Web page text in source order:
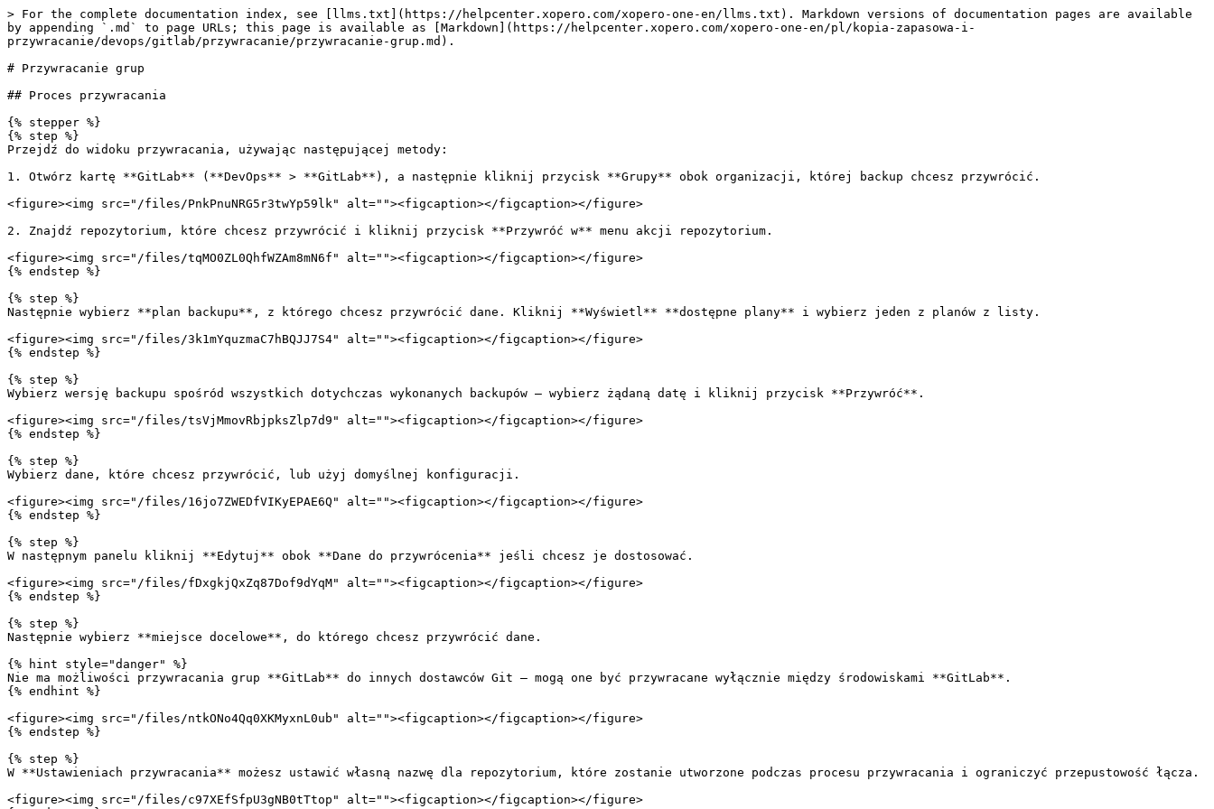
> For the complete documentation index, see [llms.txt](https://helpcenter.xopero.com/xopero-one-en/llms.txt). Markdown versions of documentation pages are available
by appending `.md` to page URLs; this page is available as [Markdown](https://helpcenter.xopero.com/xopero-one-en/pl/kopia-zapasowa-i-
przywracanie/devops/gitlab/przywracanie/przywracanie-grup.md).
# Przywracanie grup
## Proces przywracania
{% stepper %}
{% step %}
Przejdź do widoku przywracania, używając następującej metody:
1. Otwórz kartę **GitLab** (**DevOps** > **GitLab**), a następnie kliknij przycisk **Grupy** obok organizacji, której backup chcesz przywrócić.
<figure><img src="/files/PnkPnuNRG5r3twYp59lk" alt=""><figcaption></figcaption></figure>
2. Znajdź repozytorium, które chcesz przywrócić i kliknij przycisk **Przywróć w** menu akcji repozytorium.
<figure><img src="/files/tqMO0ZL0QhfWZAm8mN6f" alt=""><figcaption></figcaption></figure>
{% endstep %}
{% step %}
Następnie wybierz **plan backupu**, z którego chcesz przywrócić dane. Kliknij **Wyświetl** **dostępne plany** i wybierz jeden z planów z listy.
<figure><img src="/files/3k1mYquzmaC7hBQJJ7S4" alt=""><figcaption></figcaption></figure>
{% endstep %}
{% step %}
Wybierz wersję backupu spośród wszystkich dotychczas wykonanych backupów — wybierz żądaną datę i kliknij przycisk **Przywróć**.
<figure><img src="/files/tsVjMmovRbjpksZlp7d9" alt=""><figcaption></figcaption></figure>
{% endstep %}
{% step %}
Wybierz dane, które chcesz przywrócić, lub użyj domyślnej konfiguracji.
<figure><img src="/files/16jo7ZWEDfVIKyEPAE6Q" alt=""><figcaption></figcaption></figure>
{% endstep %}
{% step %}
W następnym panelu kliknij **Edytuj** obok **Dane do przywrócenia** jeśli chcesz je dostosować.
<figure><img src="/files/fDxgkjQxZq87Dof9dYqM" alt=""><figcaption></figcaption></figure>
{% endstep %}
{% step %}
Następnie wybierz **miejsce docelowe**, do którego chcesz przywrócić dane.
{% hint style="danger" %}
Nie ma możliwości przywracania grup **GitLab** do innych dostawców Git — mogą one być przywracane wyłącznie między środowiskami **GitLab**.
{% endhint %}
<figure><img src="/files/ntkONo4Qq0XKMyxnL0ub" alt=""><figcaption></figcaption></figure>
{% endstep %}
{% step %}
W **Ustawieniach przywracania** możesz ustawić własną nazwę dla repozytorium, które zostanie utworzone podczas procesu przywracania i ograniczyć przepustowość łącza.
<figure><img src="/files/c97XEfSfpU3gNB0tTtop" alt=""><figcaption></figcaption></figure>